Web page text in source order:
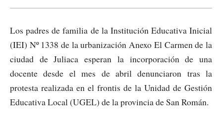
Los padres de familia de la Institución Educativa Inicial
(IEI) Nº 1338 de la urbanización Anexo El Carmen de la
ciudad de Juliaca esperan la incorporación de una
docente desde el mes de abril denunciaron tras la
protesta realizada en el frontis de la Unidad de Gestión
Educativa Local (UGEL) de la provincia de San Román.